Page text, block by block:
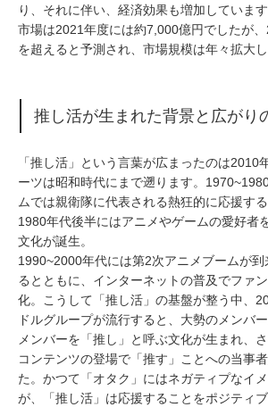
り、それに伴い、経済効果も増加していま
市場は2021年度には約7,000億円でしたが
を超えると予測され、市場規模は年々拡大し
推し活が生まれた背景と広がり
「推し活」という言葉が広まったのは2010
ーツは昭和時代にまで遡ります。
ムでは親衛隊に代表される熱狂的に応援する
1980年代後半にはアニメやゲームの愛好者
文化が誕生。
1990~2000年代には第2次アニメブームが
るとともに、インターネットの普及でファ
化。こうして「推し活」の基盤が整う中、
ドルグループが流行すると、大勢のメンバ
メンバーを「推し」と呼ぶ文化が生まれ、
コンテンツの登場で「推す」ことへの当事
た。かつて「オタク」にはネガティプなイ
が、「推し活」は応援することをポジティブ